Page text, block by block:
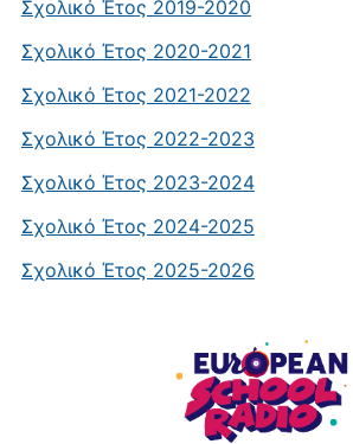
Σχολικό Έτος 2019-2020
Σχολικό Έτος 2020-2021
Σχολικό Έτος 2021-2022
Σχολικό Έτος 2022-2023
Σχολικό Έτος 2023-2024
Σχολικό Έτος 2024-2025
Σχολικό Έτος 2025-2026